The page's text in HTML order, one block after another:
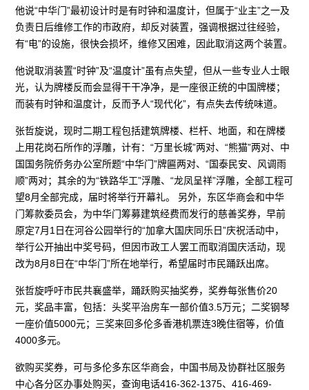
他说“中华门”最初设计时是有时钟和温度计，但属于“业主”之一及
负责日后维修工作的市政府，却反对装置，强调根据过往经验，
有“电”的设施，很快会损坏，维修又困难，因此取消这两个装置。
他说取消装置“时钟”及“温度计”虽有点失望，但从一些专业人士眼
光，认为牌楼反而会显得干干净净，是一座很正统的中国牌楼；
而装有时钟和温度计，反而予人“现代化”，有点失去传统味道。
张哲旋说，现时二期工程包括建筑牌楼、栏杆、地面，和在牌楼
上用花岗石所作的浮雕，计有：“万里长城”两对、“熊猫”两对、中
国国务院侨务办公室所题“中华门”牌匾两对、“国泰民安、风调雨
顺”两对；其余的为“铁路华工”浮雕、“龙凤呈祥”浮雕，全部工程可
望8月全部完成，届时将举行开幕礼。 另外，东区华商会和中华
门筹款委员会，为中华门筹募建筑经费而发行的慈善奖券，早前
原定7月1日在河谷公园举行的“加拿大国庆同乐日”庆祝活动中，
举行公开抽出中奖号码，但因市政工人罢工而取消国庆活动，现
改为8月8日在“中华门”所在地举行，希望届时市民踊跃出席。
张哲旋呼吁市民共襄盛举，踊跃购买抽奖券，奖券每张售价20
元，奖品丰富，包括：头奖平治房车一部价值3.5万元；二奖钢琴
一座价值5000元；三奖来回多伦多香港机票连3晚住宿等，价值
4000多元。
欲购买奖券，可与多伦多东区华商会，中国书局及协群社区服务
中心各分区办事处购买，查询电话416-362-1375、416-469-